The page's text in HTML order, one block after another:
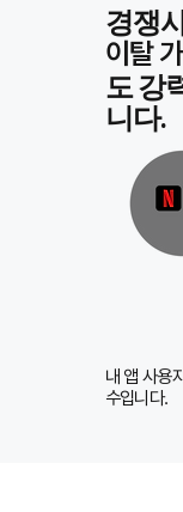
경쟁
이탈
도 강
니다.
내 앱 사용
수입니다.